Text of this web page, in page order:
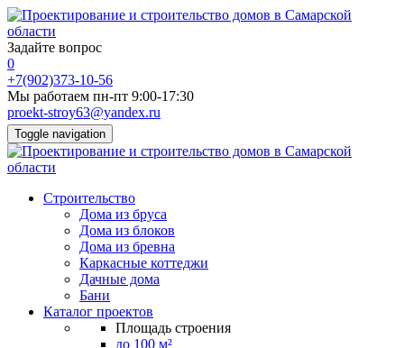
Задайте вопрос
0
+7(902)373-10-56
Мы работаем пн-пт 9:00-17:30
proekt-stroy63@yandex.ru
Toggle navigation
Строительство
Дома из бруса
Дома из блоков
Дома из бревна
Каркасные коттеджи
Дачные дома
Бани
Каталог проектов
Площадь строения
до 100 м²